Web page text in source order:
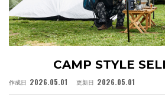
CAMP STYLE
作成日 2026.05.01 更新日 2026.05.01